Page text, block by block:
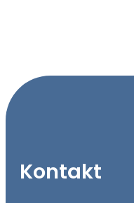
Kontakt